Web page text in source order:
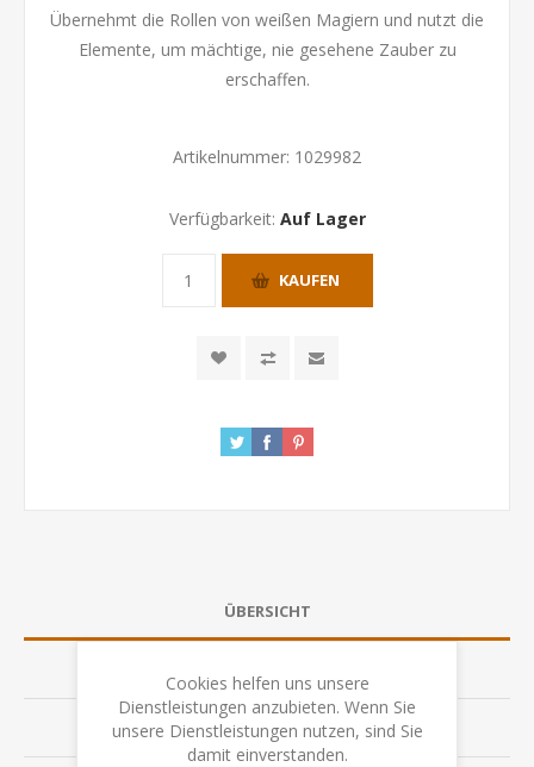
Übernehmt die Rollen von weißen Magiern und nutzt die
Elemente, um mächtige, nie gesehene Zauber zu
erschaffen.
Artikelnummer: 1029982
Verfügbarkeit: Auf Lager
KAUFEN
ÜBERSICHT
BEWERTUNGEN
Cookies helfen uns unsere
Dienstleistungen anzubieten. Wenn Sie
unsere Dienstleistungen nutzen, sind Sie
damit einverstanden.